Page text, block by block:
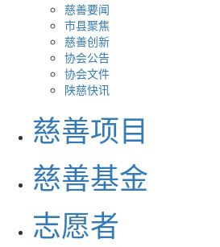
慈善要闻
市县聚焦
慈善创新
协会公告
协会文件
陕慈快讯
慈善项目
慈善基金
志愿者